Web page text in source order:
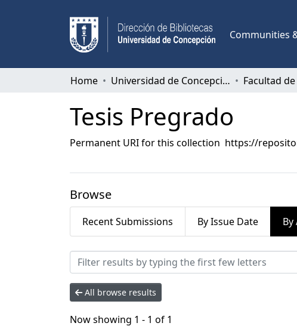
Communities
Home Universidad de Concepción
Tesis Pregrado
Permanent URI for this collection https://
Browse
Recent Submissions By Issue Date
Browsing Tesis Pregrado by
All browse results
Now showing 1 - 1 of 1